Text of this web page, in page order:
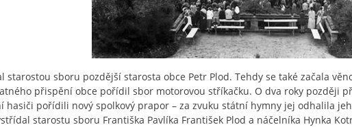
starostou sboru pozdější starosta obce Petr Plod. Tehdy se také začala
přispění obce pořídil sbor motorovou stříkačku. O dva roky později
hasiči pořídili nový spolkový prapor – za zvuku státní hymny jej odhalila
starostu sboru Františka Pavlíka František Plod a náčelníka Hynka